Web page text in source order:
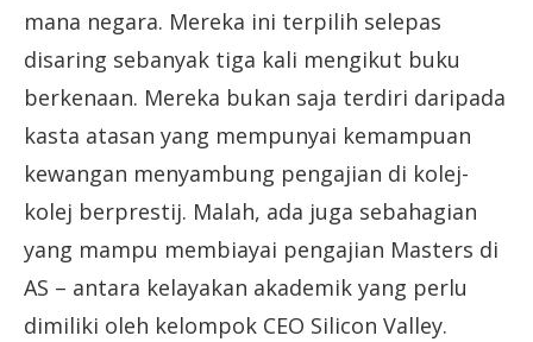
mana negara. Mereka ini terpilih selepas
disaring sebanyak tiga kali mengikut buku
berkenaan. Mereka bukan saja terdiri daripada
kasta atasan yang mempunyai kemampuan
kewangan menyambung pengajian di kolej-
kolej berprestij. Malah, ada juga sebahagian
yang mampu membiayai pengajian Masters di
AS – antara kelayakan akademik yang perlu
dimiliki oleh kelompok CEO Silicon Valley.